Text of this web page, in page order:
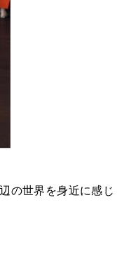
の世界を身近に感じ